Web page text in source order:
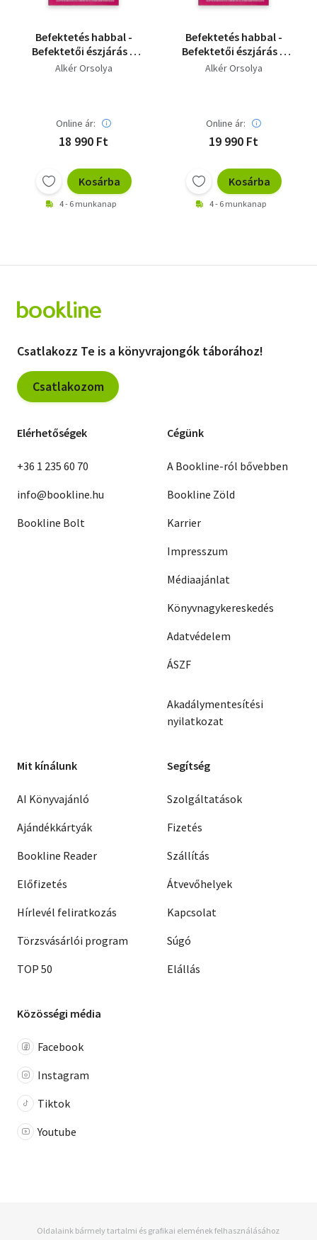
Befektetés habbal -
Befektetői észjárás a
La Warren Buffett
Alkér Orsolya
Online ár:
18 990 Ft
Kosárba
4 - 6 munkanap
Befektetés habbal -
Befektetői észjárás a
La Warren Buffett
Alkér Orsolya
Online ár:
19 990 Ft
Kosárba
4 - 6 munkanap
Csatlakozz Te is a könyvrajongók táborához!
Csatlakozom
Elérhetőségek
+36 1 235 60 70
info@bookline.hu
Bookline Bolt
Cégünk
A Bookline-ról bővebben
Bookline Zöld
Karrier
Impresszum
Médiaajánlat
Könyvnagykereskedés
Adatvédelem
ÁSZF
Akadálymentesítési
nyilatkozat
Mit kínálunk
AI Könyvajánló
Ajándékkártyák
Bookline Reader
Előfizetés
Hírlevél feliratkozás
Törzsvásárlói program
TOP 50
Segítség
Szolgáltatások
Fizetés
Szállítás
Átvevőhelyek
Kapcsolat
Súgó
Elállás
Közösségi média
Facebook
Instagram
Tiktok
Youtube
Oldalaink bármely tartalmi és grafikai elemének felhasználásához